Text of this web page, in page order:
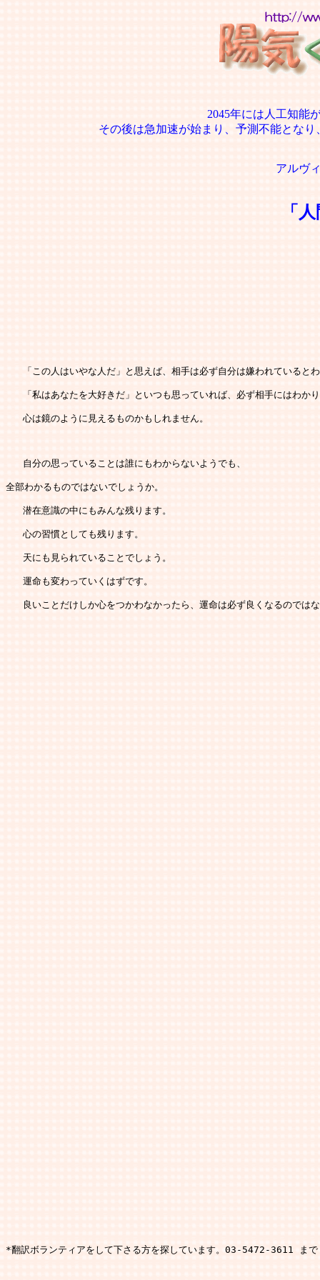
2045年には人工知能
その後は急加速が始まり、予測不能とな
アルヴ
「
「この人はいやな人だ」と思えば、相手は必ず自分は嫌われていると
「私はあなたを大好きだ」といつも思っていれば、必ず相手にはわか
心は鏡のように見えるものかもしれません。
自分の思っていることは誰にもわからないようでも、
全部わかるものではないでしょうか。
潜在意識の中にもみんな残ります。
心の習慣としても残ります。
天にも見られていることでしょう。
運命も変わっていくはずです。
良いことだけしか心をつかわなかったら、運命は必ず良くなるのでは